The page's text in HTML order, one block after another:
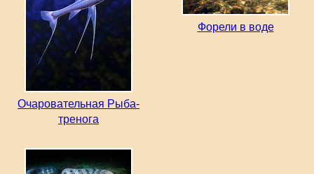
Очаровательная Рыба-
тренога
Форели в воде